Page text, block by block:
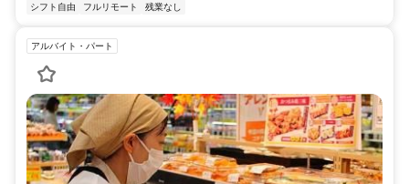
シフト自由 フルリモート 残業なし
アルバイト・パート